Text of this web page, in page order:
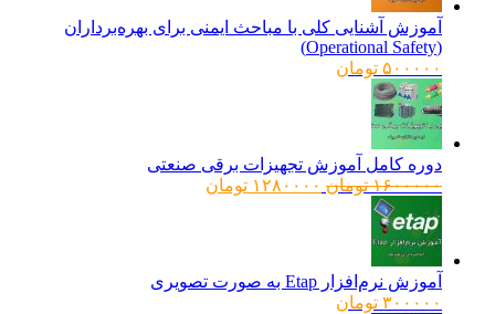
آموزش آشنایی کلی با مباحث ایمنی برای بهره‌برداران
۵۰۰۰۰۰ تومان
دوره کامل آموزش تجهیزات برقی صنعتی
۱۶۰۰۰۰۰ تومانقیمت
۱۲۸۰۰۰۰ تومانقیمت
آموزش نرم‌افزار Etap به صورت تصویری
۳۰۰۰۰۰ تومان